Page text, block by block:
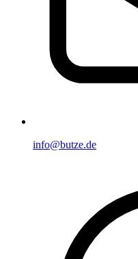
info@butze.de